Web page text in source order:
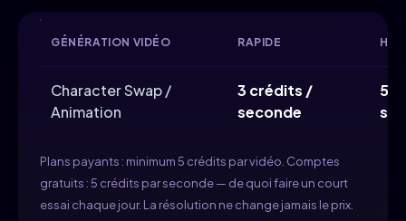
GÉNÉRATION VIDÉO RAPIDE
Character Swap /
Animation
3 crédits /
seconde
5
Plans payants : minimum 5 crédits par vidéo. Comptes
gratuits : 5 crédits par seconde — de quoi faire un court
essai chaque jour. La résolution ne change jamais le prix.